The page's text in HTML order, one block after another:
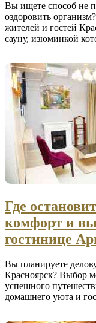
Вы ищете способ не
оздоровить
жителей и гостей
сауну, изюминкой
Где
комфорт и
гостинице
Вы планируете
Красноярск? Выбор
успешного
домашнего уюта и